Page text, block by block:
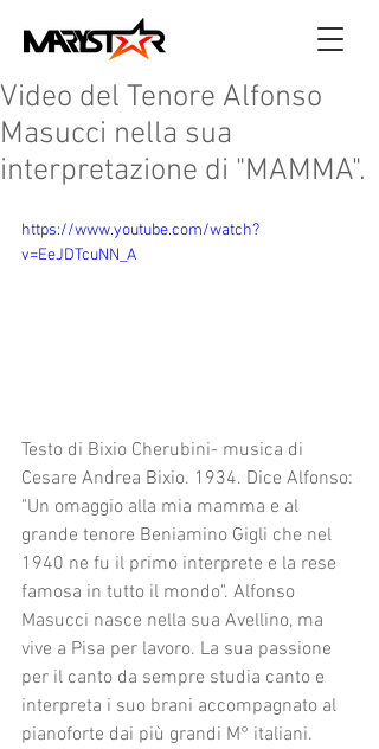
Video del Tenore Alfonso
Masucci nella sua
interpretazione di "MAMMA".
https://www.youtube.com/watch?
v=EeJDTcuNN_A
Testo di Bixio Cherubini- musica di
Cesare Andrea Bixio. 1934. Dice Alfonso:
"Un omaggio alla mia mamma e al
grande tenore Beniamino Gigli che nel
1940 ne fu il primo interprete e la rese
famosa in tutto il mondo". Alfonso
Masucci nasce nella sua Avellino, ma
vive a Pisa per lavoro. La sua passione
per il canto da sempre studia canto e
interpreta i suo brani accompagnato al
pianoforte dai più grandi M° italiani.